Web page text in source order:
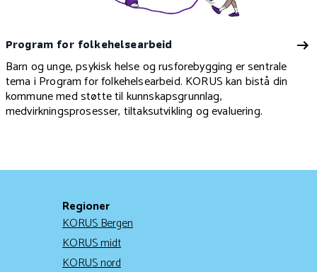
Program for folkehelsearbeid
Barn og unge, psykisk helse og rusforebygging er sentrale
tema i Program for folkehelsearbeid. KORUS kan bistå din
kommune med støtte til kunnskapsgrunnlag,
medvirkningsprosesser, tiltaksutvikling og evaluering.
Regioner
KORUS Bergen
KORUS midt
KORUS nord